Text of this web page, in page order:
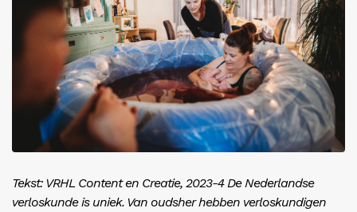
Knov.nl
Contact
Inloggen
Tekst: VRHL Content en Creatie, 2023-4 De Nederlandse
verloskunde is uniek. Van oudsher hebben verloskundigen